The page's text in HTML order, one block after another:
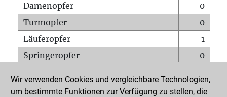
Damenopfer
0
Turmopfer
0
Läuferopfer
1
Springeropfer
0
Matt auf vollem Brett
0
Wir verwenden Cookies und vergleichbare Technologien,
um bestimmte Funktionen zur Verfügung zu stellen, die